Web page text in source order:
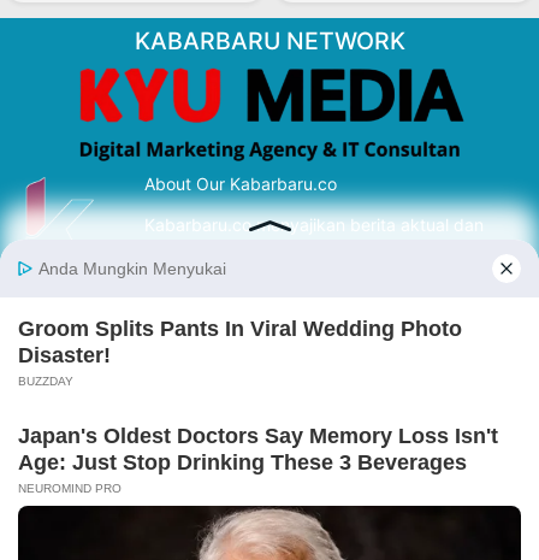
KABARBARU NETWORK
About Our Kabarbaru.co
Kabarbaru.co menyajikan berita aktual dan
serta terverifikasi dari sumber yang tepat.
Follow Kabarbaru
Kabarbaru.co
Copyright © 2026. All rights reserved